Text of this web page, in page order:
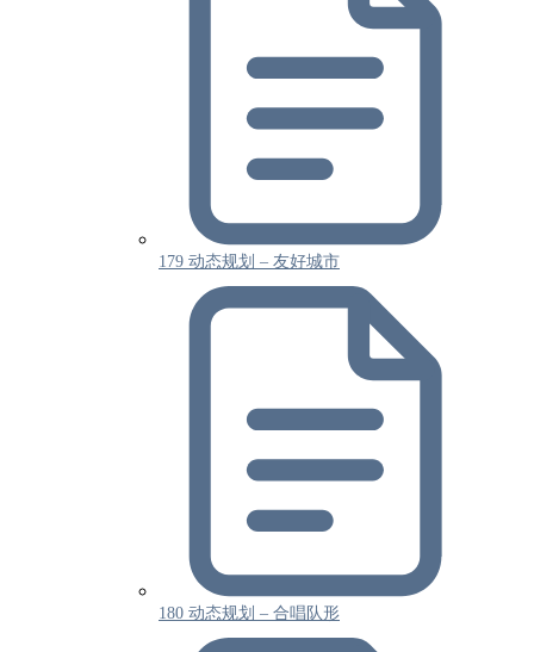
179 动态规划 – 友好城市
180 动态规划 – 合唱队形